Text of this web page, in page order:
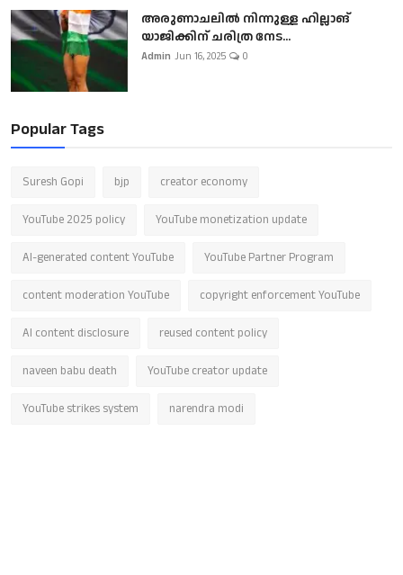
അരുണാചലിൽ നിന്നുള്ള ഹില്ലാങ്
യാജിക്കിന് ചരിത്ര നേട...
Admin Jun 16, 2025 0
Popular Tags
Suresh Gopi bjp creator economy
YouTube 2025 policy YouTube monetization update
AI-generated content YouTube YouTube Partner Program
content moderation YouTube copyright enforcement YouTube
AI content disclosure reused content policy
naveen babu death YouTube creator update
YouTube strikes system narendra modi